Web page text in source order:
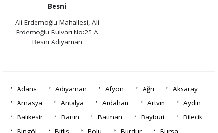
Besni
Ali Erdemoğlu Mahallesi, Ali
Erdemoğlu Bulvarı No:25 A
Besni Adıyaman
Adana Adıyaman Afyon Ağrı
Aksaray
Amasya
Antalya Ardahan Artvin
Aydın
Balıkesir
Bartın Batman Bayburt
Bilecik
Bingöl
Bitlis Bolu Burdur
Bursa